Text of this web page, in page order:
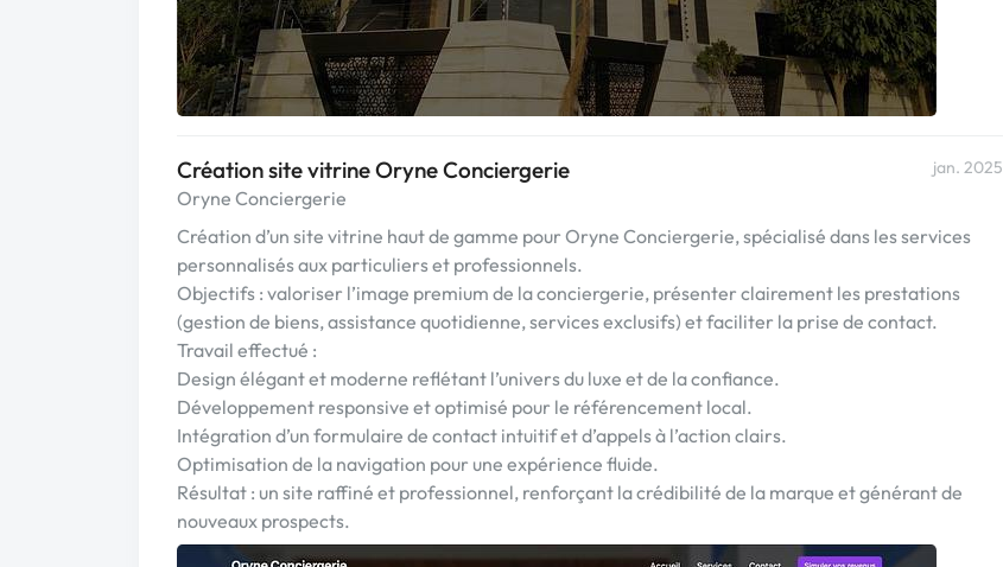
Création site vitrine Oryne Conciergerie
Oryne Conciergerie
jan. 2025
Création d’un site vitrine haut de gamme pour Oryne Conciergerie, spécialisé dans les services
personnalisés aux particuliers et professionnels.
Objectifs : valoriser l’image premium de la conciergerie, présenter clairement les prestations
(gestion de biens, assistance quotidienne, services exclusifs) et faciliter la prise de contact.
Travail effectué :
Design élégant et moderne reflétant l’univers du luxe et de la confiance.
Développement responsive et optimisé pour le référencement local.
Intégration d’un formulaire de contact intuitif et d’appels à l’action clairs.
Optimisation de la navigation pour une expérience fluide.
Résultat : un site raffiné et professionnel, renforçant la crédibilité de la marque et générant de
nouveaux prospects.